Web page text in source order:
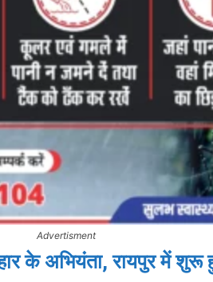
Advertisment
के अभियंता, रायपुर में शुरू